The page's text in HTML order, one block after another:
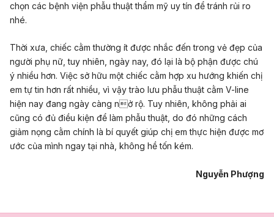
chọn các bệnh viện phẫu thuật thẩm mỹ uy tín để tránh rủi ro
nhé.
Thời xưa, chiếc cằm thường ít được nhắc đến trong vẻ đẹp của
người phụ nữ, tuy nhiên, ngày nay, đó lại là bộ phận được chú
ý nhiều hơn. Việc sở hữu một chiếc cằm hợp xu hướng khiến chị
em tự tin hơn rất nhiều, vì vậy trào lưu phẫu thuật cằm V-line
hiện nay đang ngày càng nở rộ. Tuy nhiên, không phải ai
cũng có đủ điều kiện để làm phẫu thuật, do đó những cách
giảm nọng cằm chính là bí quyết giúp chị em thực hiện được mơ
ước của mình ngay tại nhà, không hề tốn kém.
Nguyễn Phượng